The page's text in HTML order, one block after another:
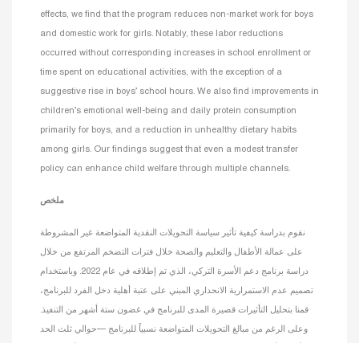
effects, we find that the program reduces non-market work for boys
and domestic work for girls. Notably, these labor reductions
occurred without corresponding increases in school enrollment or
time spent on educational activities, with the exception of a
suggestive rise in boys’ school hours. We also find improvements in
children’s emotional well-being and daily protein consumption
primarily for boys, and a reduction in unhealthy dietary habits
among girls. Our findings suggest that even a modest transfer
policy can enhance child welfare through multiple channels.
ملخص
نقوم بدراسة كيفية تأثير سياسة التحويلات النقدية المتواضعة غير المشروطة
على عمالة الأطفال والتعليم والصحة خلال فترات التضخم المرتفع من خلال
دراسة برنامج دعم الأسرة التركي، الذي تم إطلاقه في عام 2022. وباستخدام
تصميم عدم الاستمرارية الانحداري المبني على عتبة أهلية دخل الفرد للبرنامج،
قمنا بتحليل التأثيرات قصيرة المدى للبرنامج في غضون ستة أشهر من التنفيذ.
وعلى الرغم من مبالغ التحويلات المتواضعة نسبياً للبرنامج —حوالي ثلث الحد